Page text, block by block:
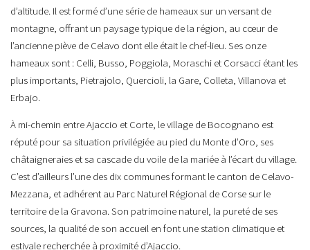
d’altitude. Il est formé d’une série de hameaux sur un versant de
montagne, offrant un paysage typique de la région, au cœur de
l’ancienne piève de Celavo dont elle était le chef-lieu. Ses onze
hameaux sont : Celli, Busso, Poggiola, Moraschi et Corsacci étant les
plus importants, Pietrajolo, Quercioli, la Gare, Colleta, Villanova et
Erbajo.
À mi-chemin entre Ajaccio et Corte, le village de Bocognano est
réputé pour sa situation privilégiée au pied du Monte d’Oro, ses
châtaigneraies et sa cascade du voile de la mariée à l’écart du village.
C’est d’ailleurs l’une des dix communes formant le canton de Celavo-
Mezzana, et adhérent au Parc Naturel Régional de Corse sur le
territoire de la Gravona. Son patrimoine naturel, la pureté de ses
sources, la qualité de son accueil en font une station climatique et
estivale recherchée à proximité d’Ajaccio.